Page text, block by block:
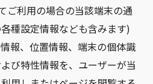
ご利用の場合の当該端末の通
種設定情報なども含みます)
報、位置情報、端末の個体識
び特性情報を、ユーザーが当